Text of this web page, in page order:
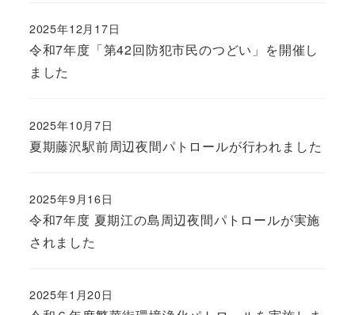
令和7年度「第42回防犯市民のつどい」を開催し
ました
2025年12月17日
夏期藤沢駅前周辺夜間パトロールが行われました
2025年10月7日
令和7年度 夏期江の島周辺夜間パトロールが実施
されました
2025年9月16日
2025年1月20日